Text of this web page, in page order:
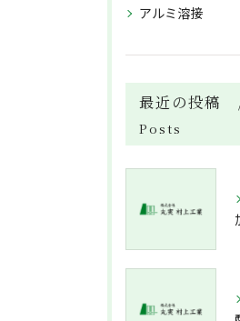
アルミ溶接
最近の投稿
Posts